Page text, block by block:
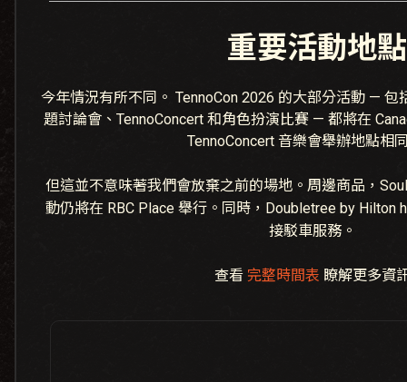
重要活動地點
今年情況有所不同。 TennoCon 2026 的大部分活動 — 包
題討論會、TennoConcert 和角色扮演比賽 — 都將在
TennoConcert 音樂會舉辦地點相
但這並不意味著我們會放棄之前的場地。周邊商品，
動仍將在 RBC Place 舉行。同時，Doubletree by Hilton
接駁車服務。
查看 完整時間表 瞭解更多資